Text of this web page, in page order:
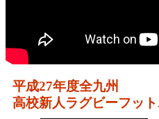
平成27年度全九州
高校新人ラグビーフッ